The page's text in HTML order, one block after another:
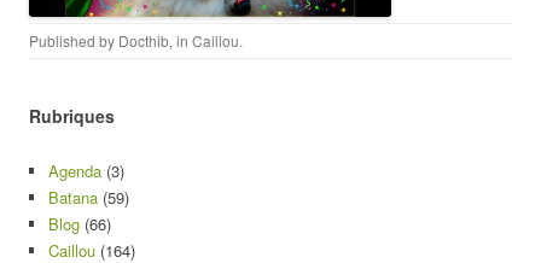
Published by Docthib, in Caillou.
Rubriques
Agenda (3)
Batana (59)
Blog (66)
Caillou (164)